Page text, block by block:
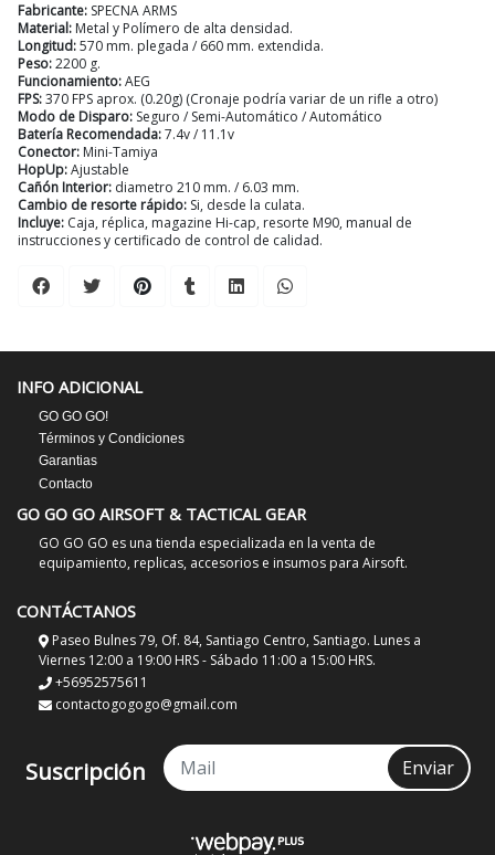
Fabricante: SPECNA ARMS
Material: Metal y Polímero de alta densidad.
Longitud:570 mm. plegada / 660 mm. extendida.
Peso:2200 g.
Funcionamiento:AEG
FPS:370 FPS aprox. (0.20g) (Cronaje podría variar de un rifle a otro)
Modo de Disparo: Seguro / Semi-Automático / Automático
Batería Recomendada:7.4v / 11.1v
Conector: Mini-Tamiya
HopUp:Ajustable
Cañón Interior: diametro 210 mm. / 6.03 mm.
Cambio de resorte rápido: Si, desde la culata.
Incluye: Caja, réplica, magazine Hi-cap, resorte M90, manual de
instrucciones y certificado de control de calidad.
INFO ADICIONAL
GO GO GO!
Términos y Condiciones
Garantias
Contacto
GO GO GO AIRSOFT & TACTICAL GEAR
GO GO GO es una tienda especializada en la venta de
equipamiento, replicas, accesorios e insumos para Airsoft.
CONTÁCTANOS
Paseo Bulnes 79, Of. 84, Santiago Centro, Santiago. Lunes a
Viernes 12:00 a 19:00 HRS - Sábado 11:00 a 15:00 HRS.
+56952575611
contactogogogo@gmail.com
Suscripción Enviar